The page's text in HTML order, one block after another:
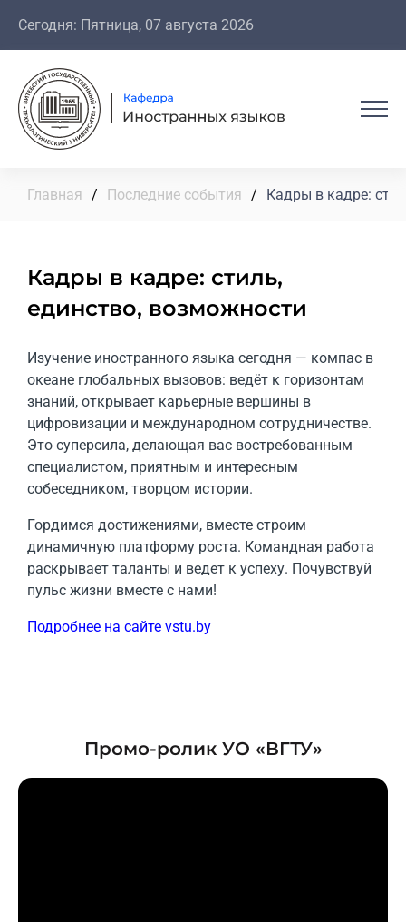
Сегодня: Пятница, 07 августа 2026
Главная / Последние события / Кадры в кадре:
Кадры в кадре: стиль,
единство, возможности
Изучение иностранного языка сегодня — компас в
океане глобальных вызовов: ведёт к горизонтам
знаний, открывает карьерные вершины в
цифровизации и международном сотрудничестве.
Это суперсила, делающая вас востребованным
специалистом, приятным и интересным
собеседником, творцом истории.
Гордимся достижениями, вместе строим
динамичную платформу роста. Командная работа
раскрывает таланты и ведет к успеху. Почувствуй
пульс жизни вместе с нами!
Подробнее на сайте vstu.by
Промо-ролик УО «ВГТУ»